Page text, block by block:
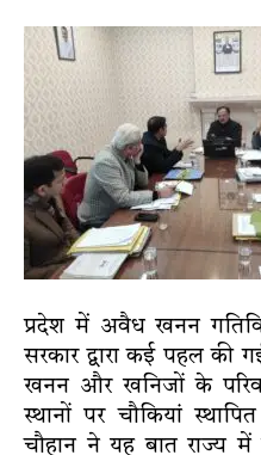
प्रदेश में अवैध खनन
सरकार द्वारा कई पहल की
खनन और खनिजों के
स्थानों पर चौकियां
चौहान ने यह बात राज्य